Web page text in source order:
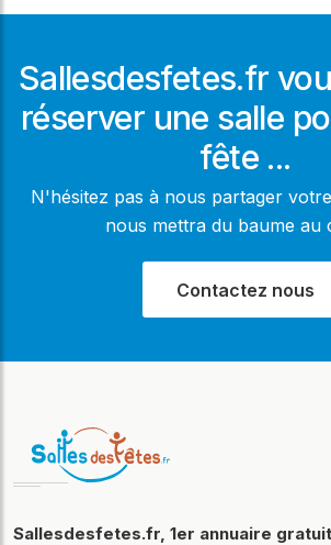
Sallesdesfetes.fr
réserver une salle
fête ...
N'hésitez pas à nous partager
nous mettra du baume au
Contactez nous
Sallesdesfetes.fr, 1er annuaire